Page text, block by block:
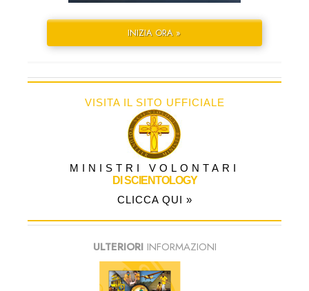
INIZIA ORA »
VISITA IL SITO UFFICIALE
MINISTRI VOLONTARI
DI SCIENTOLOGY
CLICCA QUI »
ULTERIORIINFORMAZIONI